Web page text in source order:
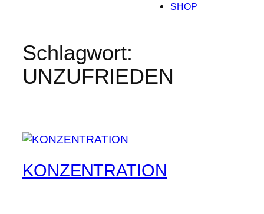
SHOP
Schlagwort:
UNZUFRIEDEN
KONZENTRATION